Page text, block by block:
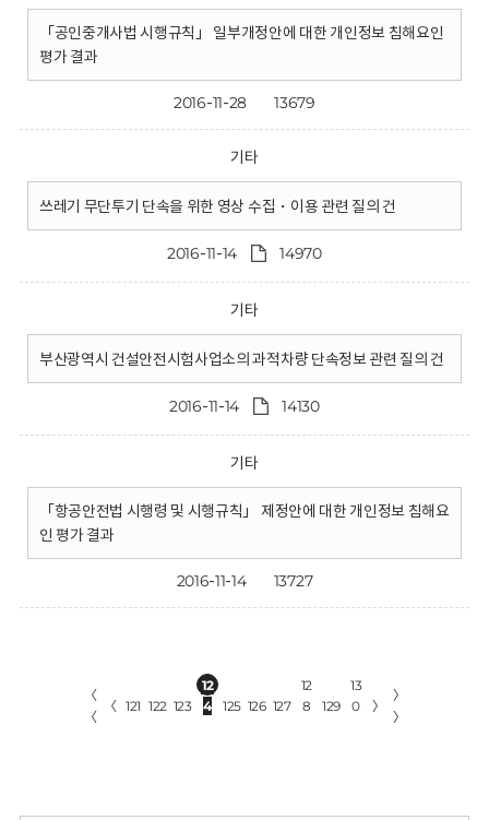
「공인중개사법 시행규칙」 일부개정안에 대한 개인정보 침해요인
평가 결과
2016-11-28 13679
기타
쓰레기 무단투기 단속을 위한 영상 수집・이용 관련 질의 건
2016-11-14 14970
기타
부산광역시 건설안전시험사업소의 과적차량 단속정보 관련 질의 건
2016-11-14 14130
기타
「항공안전법 시행령 및 시행규칙」 제정안에 대한 개인정보 침해요
인 평가 결과
2016-11-14 13727
〈
〈
〈 121 122 123
12
4
125 126 127
12
8
129
13
0
〉
〉
〉